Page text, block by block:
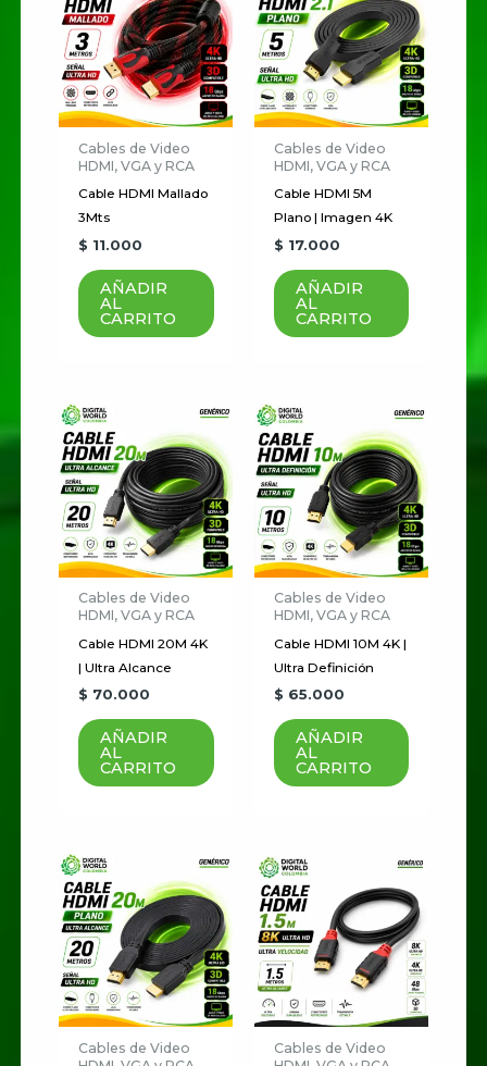
Cables de Video
HDMI, VGA y RCA
Cable HDMI Mallado
3Mts
$ 11.000
AÑADIR
AL
CARRITO
Cables de Video
HDMI, VGA y RCA
Cable HDMI 5M
Plano | Imagen 4K
$ 17.000
AÑADIR
AL
CARRITO
Cables de Video
HDMI, VGA y RCA
Cable HDMI 20M 4K
| Ultra Alcance
$ 70.000
AÑADIR
AL
CARRITO
Cables de Video
HDMI, VGA y RCA
Cable HDMI 10M 4K |
Ultra Definición
$ 65.000
AÑADIR
AL
CARRITO
Cables de Video
Cables de Video